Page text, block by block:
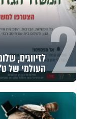
2 לזיווגים,
העולמי של